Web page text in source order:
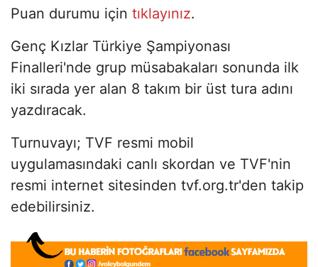
Puan durumu için tıklayınız.
Genç Kızlar Türkiye Şampiyonası
Finalleri'nde grup müsabakaları sonunda ilk
iki sırada yer alan 8 takım bir üst tura adını
yazdıracak.
Turnuvayı; TVF resmi mobil
uygulamasındaki canlı skordan ve TVF'nin
resmi internet sitesinden tvf.org.tr'den takip
edebilirsiniz.